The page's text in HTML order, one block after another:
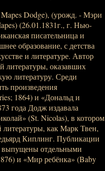
Dodge), (урожд. - Мэри
(26.01.1831г., г. Нью-
писательница и
образование, с детства
и литературе. Автор
литературы, оказавших
литературу. Среди
произведения
1864) и «Дональд и
года Додж издавала
(St. Nicolas), в котором
литературы, как Марк Твен,
Киплинг. Публикации
выпущены отдельными
и «Мир ребёнка» (Baby